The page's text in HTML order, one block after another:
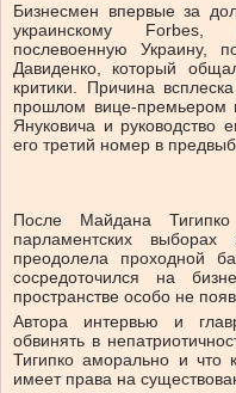
Бизнесмен впервые за
украинскому Forbes,
послевоенную Украину,
Давиденко, который
критики. Причина
прошлом вице-премьером
Януковича и руководство
его третий номер в
После Майдана
парламентских
преодолела проходной
сосредоточился на
пространстве особо не
Автора интервью и
обвинять в
Тигипко аморально и что
имеет права на